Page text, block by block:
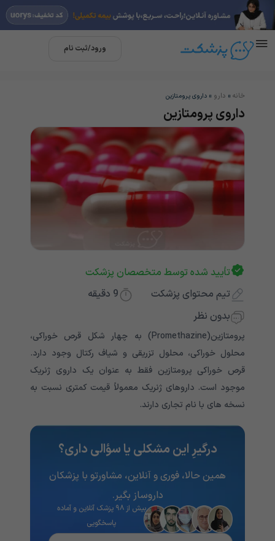
ورود/ثبت نام
خانه » دارو » داروی پرومتازین
داروی پرومتازین
تأیید شده توسط متخصصان پزشکت
تیم محتوای پزشکت
9 دقیقه
بدون نظر
پرومتازین(Promethazine) به چهار شکل قرص خوراکی،
محلول خوراکی، محلول تزریقی و شیاف رکتال وجود دارد.
قرص خوراکی پرومتازین فقط به عنوان یک داروی ژنریک
موجود است. داروهای ژنریک معمولاً قیمت کمتری نسبت به
نسخه های با نام تجاری دارند.
درگیرِ این مشکلی یا سؤالی داری؟
همین حالا، فوری و آنلاین، مشاورتو با پزشکان
داروساز بگیر.
بیش از ۹۸ پزشک آنلاین و آماده
پاسخگویی